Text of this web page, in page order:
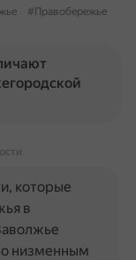
#Правобережье
которые
в
низменным